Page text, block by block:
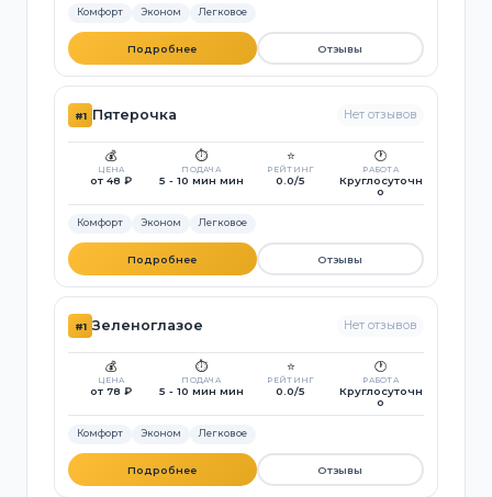
Комфорт Эконом Легковое
Подробнее Отзывы
#1 Пятерочка Нет отзывов
💰
ЦЕНА
от 48 ₽
⏱️
ПОДАЧА
5 - 10 мин мин
⭐
РЕЙТИНГ
0.0/5
🕐
РАБОТА
Круглосуточн
о
Комфорт Эконом Легковое
Подробнее Отзывы
#1 Зеленоглазое Нет отзывов
💰
ЦЕНА
от 78 ₽
⏱️
ПОДАЧА
5 - 10 мин мин
⭐
РЕЙТИНГ
0.0/5
🕐
РАБОТА
Круглосуточн
о
Комфорт Эконом Легковое
Подробнее Отзывы